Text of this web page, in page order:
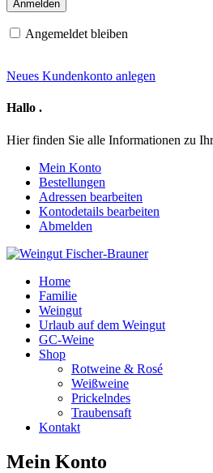
Angemeldet bleiben
Neues Kundenkonto anlegen
Hallo .
Hier finden Sie alle Informationen zu
Mein Konto
Bestellungen
Adressen bearbeiten
Kontodetails bearbeiten
Abmelden
Home
Familie
Weingut
Urlaub auf dem Weingut
GC-Weine
Shop
Rotweine & Rosé
Weißweine
Prickelndes
Traubensaft
Kontakt
Mein Konto